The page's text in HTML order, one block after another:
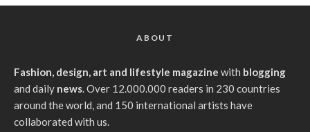
ABOUT
Fashion, design, art and lifestyle magazine with blogging
and daily news. Over 12.000.000 readers in 230 countries
around the world, and 150 international artists have
collaborated with us.